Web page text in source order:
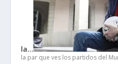
la…
la par que ves los partidos del